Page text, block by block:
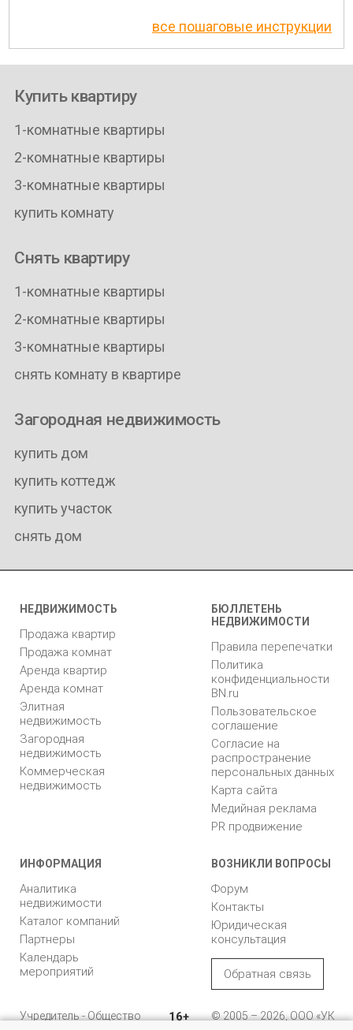
все пошаговые инструкции
Купить квартиру
1-комнатные квартиры
2-комнатные квартиры
3-комнатные квартиры
купить комнату
Снять квартиру
1-комнатные квартиры
2-комнатные квартиры
3-комнатные квартиры
снять комнату в квартире
Загородная недвижимость
купить дом
купить коттедж
купить участок
снять дом
НЕДВИЖИМОСТЬ
Продажа квартир
Продажа комнат
Аренда квартир
Аренда комнат
Элитная
недвижимость
Загородная
недвижимость
Коммерческая
недвижимость
БЮЛЛЕТЕНЬ
НЕДВИЖИМОСТИ
Правила перепечатки
Политика
конфиденциальности
BN.ru
Пользовательское
соглашение
Согласие на
распространение
персональных данных
Карта сайта
Медийная реклама
PR продвижение
ИНФОРМАЦИЯ
Аналитика
недвижимости
Каталог компаний
Партнеры
Календарь
мероприятий
ВОЗНИКЛИ ВОПРОСЫ
Форум
Контакты
Юридическая
консультация
Обратная связь
Учредитель - Общество
16+
© 2005 – 2026, ООО «УК